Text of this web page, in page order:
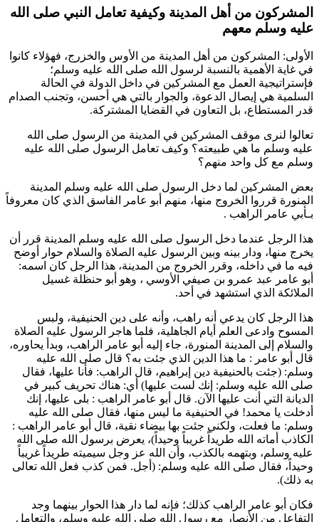
المشركون من أهل المدينة وكيفية تعامل النبي صلى الله
عليه وسلم معهم
الأولى: المشركون من أهل المدينة من الأوس والخزرج، فهؤلاء كانوا
في غاية الأهمية بالنسبة لرسول الله صلى الله عليه وسلم؛
فإستراتيجية العمل مع المشركين في داخل الدولة في الحالة
السلمية هي إيصال الدعوة، والجوار بالتي هي أحسن، وتجنب الصدام
قدر المستطاع، بل التعاون في القضايا المشتركة.
تعالوا لنرى موقف المشركين في المدينة من الرسول صلى الله
عليه وسلم ما هي طبيعته؟ وكيف تعامل الرسول صلى الله عليه
وسلم مع كل واحد منهم؟
بعض المشركين لما دخل الرسول صلى الله عليه وسلم المدينة
المنورة قرروا الخروج منها، منهم أبو عامر
الفاسق الذي كان معروفاً
بـأبي عامر الراهب .
هذا الرجل عندما دخل الرسول صلى الله عليه وسلم المدينة قرر أن
يخرج منها، ودار بينه وبين الرسول عليه الصلاة والسلام حوار أوضح
فيه ما في داخله، وقرر الخروج من المدينة، هذا الرجل كان اسمه:
أبو عامر عبد عمرو بن صيفي الأوسي ، وهو أبو حنظلة غسيل
الملائكة الذي استشهد في أحد.
هذا الرجل كان يدعي أنه راهب، وأنه على دين الحنيفية، ولبس
المسوح وادعى العلم أيام الجاهلية، فلما هاجر الرسول عليه الصلاة
والسلام إلى المدينة المنورة، جاء إليه أبو عامر الراهب، وبدأ يحاوره،
قال أبو عامر : ما هذا الدين الذي جئت به؟ قال صلى الله عليه
وسلم: (جئت بالحنيفية دين إبراهيم، قال الراهب: فأنا عليها، فقال
صلى الله عليه وسلم: إنك لست عليها) أي: هناك تحريف كبير في
الديانة التي أنت عليها الآن. قال أبو عامر الراهب : بلى عليها، إنك
أدخلت يا محمد! في الحنيفية ما ليس منها، فقال صلى الله عليه
وسلم: ما فعلت، ولكني جئت بها بيضاء نقية، قال أبو عامر الراهب :
الكاذب أماته الله طريداً غريباً وحيداً)، يعرض برسول الله صلى الله
عليه وسلم، وبتهمه بالكذب، وأن الله عز وجل سيميته طريداً غريباً
وحيداً، فقال صلى الله عليه وسلم: ( أجل. فمن كذب فعل الله تعالى
به ذلك).
فكان أبو عامر الراهب كذلك؛ فإنه لما دار هذا الحوار بينهما وجد
التفاعل من الأنصار مع رسول الله صلى الله عليه وسلم، والتعامل